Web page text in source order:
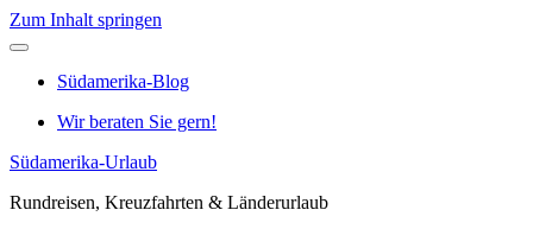
Zum Inhalt springen
Südamerika-Blog
Wir beraten Sie gern!
Südamerika-Urlaub
Rundreisen, Kreuzfahrten & Länderurlaub